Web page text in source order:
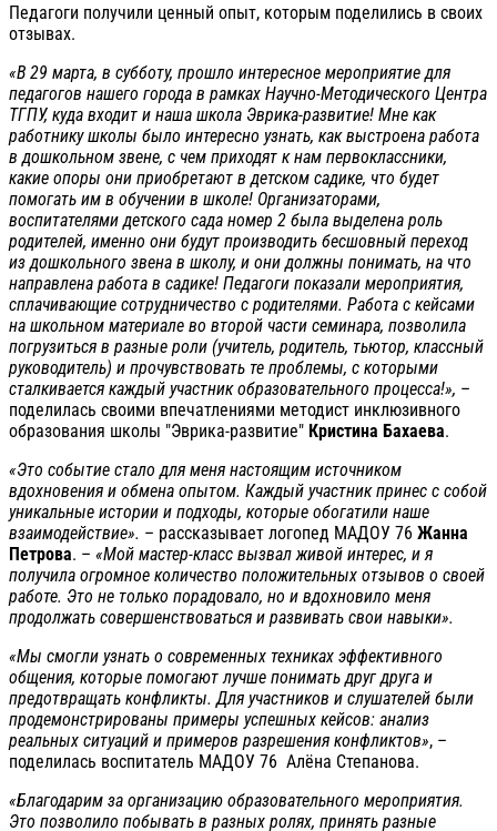
Педагоги получили ценный опыт, которым поделились в своих
отзывах.
«В 29 марта, в субботу, прошло интересное мероприятие для
педагогов нашего города в рамках Научно-Методического Центра
ТГПУ, куда входит и наша школа Эврика-развитие! Мне как
работнику школы было интересно узнать, как выстроена работа
в дошкольном звене, с чем приходят к нам первоклассники,
какие опоры они приобретают в детском садике, что будет
помогать им в обучении в школе! Организаторами,
воспитателями детского сада номер 2 была выделена роль
родителей, именно они будут производить бесшовный переход
из дошкольного звена в школу, и они должны понимать, на что
направлена работа в садике! Педагоги показали мероприятия,
сплачивающие сотрудничество с родителями. Работа с кейсами
на школьном материале во второй части семинара, позволила
погрузиться в разные роли (учитель, родитель, тьютор, классный
руководитель) и прочувствовать те проблемы, с которыми
сталкивается каждый участник образовательного процесса!», –
поделилась своими впечатлениями методист инклюзивного
образования школы "Эврика-развитие" Кристина Бахаева.
«Это событие стало для меня настоящим источником
вдохновения и обмена опытом. Каждый участник принес с собой
уникальные истории и подходы, которые обогатили наше
взаимодействие». – рассказывает логопед МАДОУ 76 Жанна
Петрова. – «Мой мастер-класс вызвал живой интерес, и я
получила огромное количество положительных отзывов о своей
работе. Это не только порадовало, но и вдохновило меня
продолжать совершенствоваться и развивать свои навыки».
«Мы смогли узнать о современных техниках эффективного
общения, которые помогают лучше понимать друг друга и
предотвращать конфликты. Для участников и слушателей были
продемонстрированы примеры успешных кейсов: анализ
реальных ситуаций и примеров разрешения конфликтов», –
поделилась воспитатель МАДОУ 76 Алёна Степанова.
«Благодарим за организацию образовательного мероприятия.
Это позволило побывать в разных ролях, принять разные